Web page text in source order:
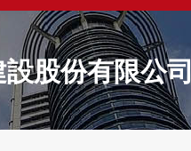
設股份有限公